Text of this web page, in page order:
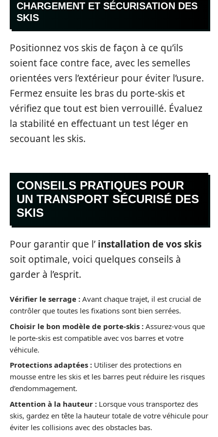
CHARGEMENT ET SÉCURISATION DES
SKIS
Positionnez vos skis de façon à ce qu’ils
soient face contre face, avec les semelles
orientées vers l’extérieur pour éviter l’usure.
Fermez ensuite les bras du porte-skis et
vérifiez que tout est bien verrouillé. Évaluez
la stabilité en effectuant un test léger en
secouant les skis.
CONSEILS PRATIQUES POUR
UN TRANSPORT SÉCURISÉ DES
SKIS
Pour garantir que l’ installation de vos skis
soit optimale, voici quelques conseils à
garder à l’esprit.
Vérifier le serrage : Avant chaque trajet, il est crucial de
contrôler que toutes les fixations sont bien serrées.
Choisir le bon modèle de porte-skis : Assurez-vous que
le porte-skis est compatible avec vos barres et votre
véhicule.
Protections adaptées : Utiliser des protections en
mousse entre les skis et les barres peut réduire les risques
d’endommagement.
Attention à la hauteur : Lorsque vous transportez des
skis, gardez en tête la hauteur totale de votre véhicule pour
éviter les collisions avec des obstacles bas.